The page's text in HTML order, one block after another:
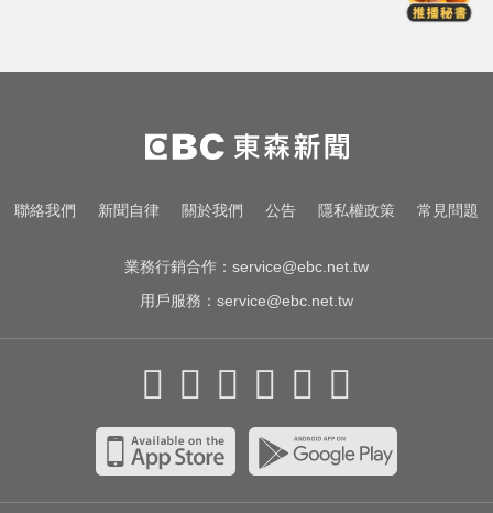
再做情人、永遠是家人」
6.4萬名股東注意！三商壽下市倒數
「千張大戶」還有245人
那斯達克啟動「全球交易時間」 美
聯絡我們 新聞自律 關於我們 公告 隱私權政策 常見問題
業務行銷合作： service@ebc.net.tw
用戶服務： service@ebc.net.tw